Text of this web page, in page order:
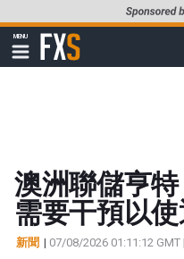
至
要
MENU
顯
示
FXStreet
澳洲聯儲亨
需要干預以
新聞 | 07/08/2026 01:11:12 GMT